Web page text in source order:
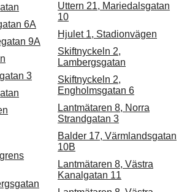
6A
9A
3
Uttern 21, Mariedalsgatan
10
Hjulet 1, Stadionvägen
Skiftnyckeln 2,
Lambergsgatan
Skiftnyckeln 2,
Engholmsgatan 6
Lantmätaren 8, Norra
Strandgatan 3
Balder 17, Värmlandsgatan
10B
Lantmätaren 8, Västra
Kanalgatan 11